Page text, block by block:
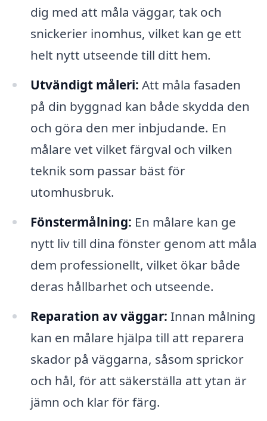
dig med att måla väggar, tak och
snickerier inomhus, vilket kan ge ett
helt nytt utseende till ditt hem.
Utvändigt måleri: Att måla fasaden
på din byggnad kan både skydda den
och göra den mer inbjudande. En
målare vet vilket färgval och vilken
teknik som passar bäst för
utomhusbruk.
Fönstermålning: En målare kan ge
nytt liv till dina fönster genom att måla
dem professionellt, vilket ökar både
deras hållbarhet och utseende.
Reparation av väggar: Innan målning
kan en målare hjälpa till att reparera
skador på väggarna, såsom sprickor
och hål, för att säkerställa att ytan är
jämn och klar för färg.